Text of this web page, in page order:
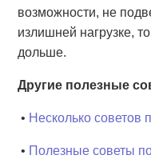
возможности, не
излишней нагрузке,
дольше.
Другие полезные
• Несколько советов
• Полезные советы